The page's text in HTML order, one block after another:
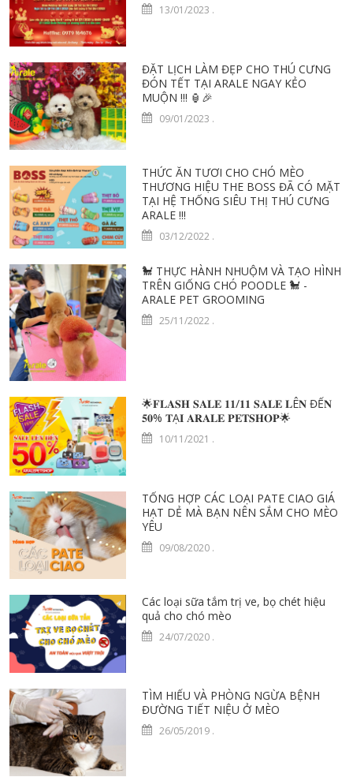
13/01/2023 .
ĐẶT LỊCH LÀM ĐẸP CHO THÚ CƯNG
ĐÓN TẾT TẠI ARALE NGAY KẺO
MUỘN !!! 🏮️🎉
09/01/2023 .
THỨC ĂN TƯƠI CHO CHÓ MÈO
THƯƠNG HIỆU THE BOSS ĐÃ CÓ MẶT
TẠI HỆ THỐNG SIÊU THỊ THÚ CƯNG
ARALE !!!
03/12/2022 .
🐩 THỰC HÀNH NHUỘM VÀ TẠO HÌNH
TRÊN GIỐNG CHÓ POODLE 🐩 -
ARALE PET GROOMING
25/11/2022 .
🌟𝐅𝐋𝐀𝐒𝐇 𝐒𝐀𝐋𝐄 𝟏𝟏/𝟏𝟏 𝐒𝐀𝐋𝐄 𝐋Ê𝐍 ĐẾ𝐍
𝟓𝟎% 𝐓Ạ𝐈 𝐀𝐑𝐀𝐋𝐄 𝐏𝐄𝐓𝐒𝐇𝐎𝐏🌟
10/11/2021 .
TỔNG HỢP CÁC LOẠI PATE CIAO GIÁ
HẠT DẺ MÀ BẠN NÊN SẮM CHO MÈO
YÊU
09/08/2020 .
Các loại sữa tắm trị ve, bọ chét hiệu
quả cho chó mèo
24/07/2020 .
TÌM HIỂU VÀ PHÒNG NGỪA BỆNH
ĐƯỜNG TIẾT NIỆU Ở MÈO
26/05/2019 .